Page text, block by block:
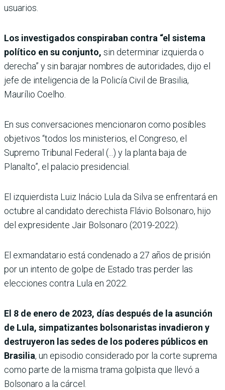
usuarios.
Los investigados conspiraban contra “el sistema
político en su conjunto, sin determinar izquierda o
derecha” y sin barajar nombres de autoridades, dijo el
jefe de inteligencia de la Policía Civil de Brasilia,
Maurílio Coelho.
En sus conversaciones mencionaron como posibles
objetivos “todos los ministerios, el Congreso, el
Supremo Tribunal Federal (...) y la planta baja de
Planalto”, el palacio presidencial.
El izquierdista Luiz Inácio Lula da Silva se enfrentará en
octubre al candidato derechista Flávio Bolsonaro, hijo
del expresidente Jair Bolsonaro (2019-2022).
El exmandatario está condenado a 27 años de prisión
por un intento de golpe de Estado tras perder las
elecciones contra Lula en 2022.
El 8 de enero de 2023, días después de la asunción
de Lula, simpatizantes bolsonaristas invadieron y
destruyeron las sedes de los poderes públicos en
Brasilia, un episodio considerado por la corte suprema
como parte de la misma trama golpista que llevó a
Bolsonaro a la cárcel.